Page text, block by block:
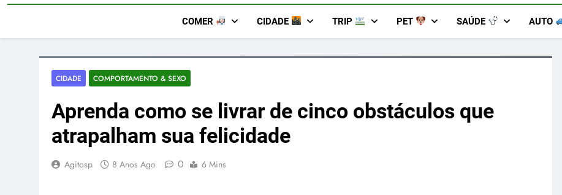
COMER CIDADE TRIP PET SAÚDE AUTO
CIDADE COMPORTAMENTO & SEXO
Aprenda como se livrar de cinco obstáculos que
atrapalham sua felicidade
Agitosp 8 Anos Ago 0 6 Mins